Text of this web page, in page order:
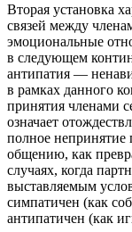
Вторая установка
связей между
эмоциональные
в следующем
антипатия —
в рамках данного
принятия членами
означает
полное непринятие
общению, как
случаях, когда
выставляемым
симпатичен (как
антипатичен (как